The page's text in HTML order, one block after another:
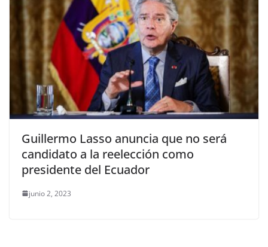
Guillermo Lasso anuncia que no será
candidato a la reelección como
presidente del Ecuador
junio 2, 2023